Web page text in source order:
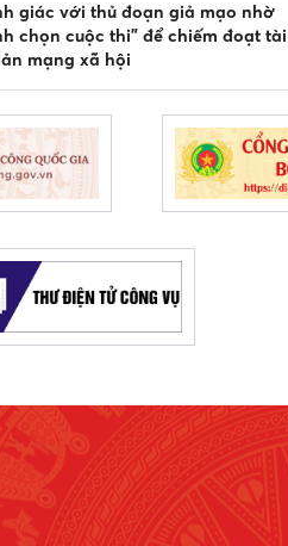
giác với thủ đoạn giả mạo nhờ
chọn cuộc thi” để chiếm đoạt tài
mạng xã hội